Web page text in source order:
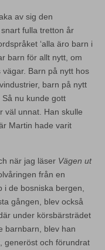
av sig den
fulla tretton år
‘alla äro barn i
barn för allt nytt, om
Barn på nytt hos
barn på nytt
nu kunde gott
väl unnat. Han skulle
Martin hade varit
när jag läser Vägen ut
från en
de bosniska bergen,
gången, blev också
under körsbärsträdet
barnbarn, blev han
generöst och förundrat